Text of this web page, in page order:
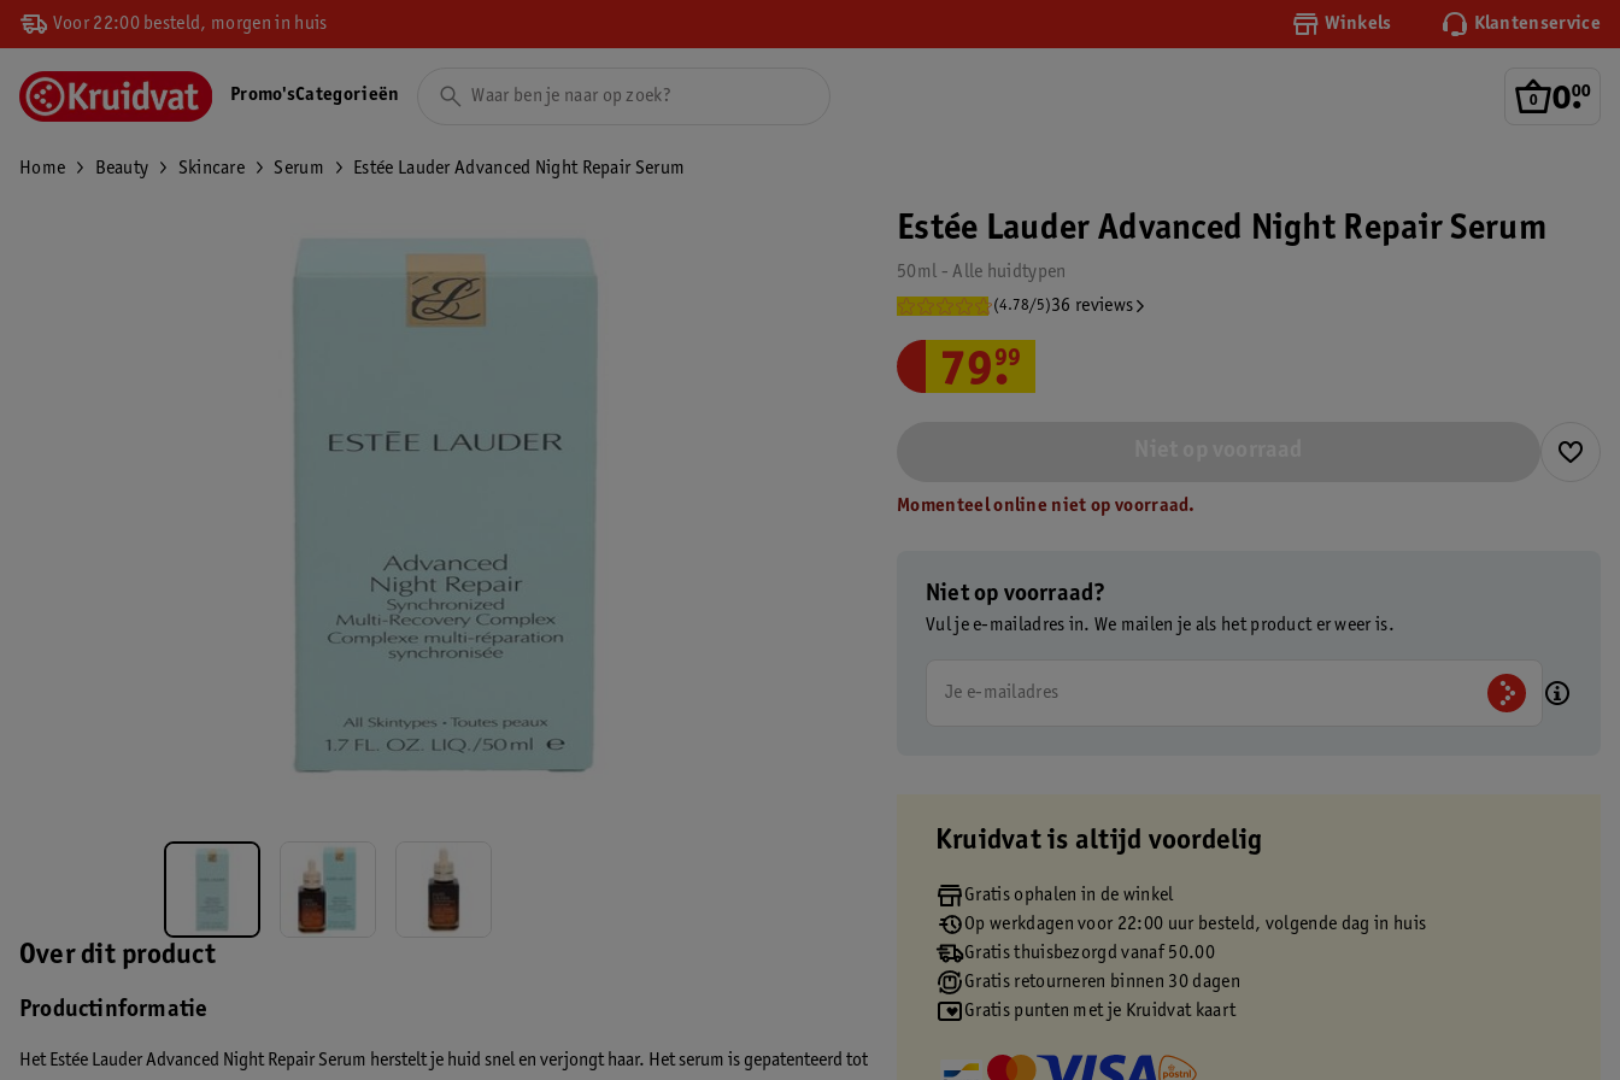
Voor 22:00 besteld, morgen in huis Winkels Klantenservice
0.
00
Promo'sCategorieën
Home Beauty Skincare Serum Estée Lauder Advanced Night Repair Serum
Over dit product
Productinformatie
Het Estée Lauder Advanced Night Repair Serum herstelt je huid snel en verjongt haar. Het serum is gepatenteerd tot
Estée Lauder Advanced Night Repair Serum
50ml - Alle huidtypen
(4.78/5)36 reviews
79.
99
Momenteel online niet op voorraad.
Niet op voorraad?
Vul je e-mailadres in. We mailen je als het product er weer is.
Je e-mailadres
Kruidvat is altijd voordelig
Gratis ophalen in de winkel
Op werkdagen voor 22:00 uur besteld, volgende dag in huis
Gratis thuisbezorgd vanaf 50.00
Gratis retourneren binnen 30 dagen
Gratis punten met je Kruidvat kaart